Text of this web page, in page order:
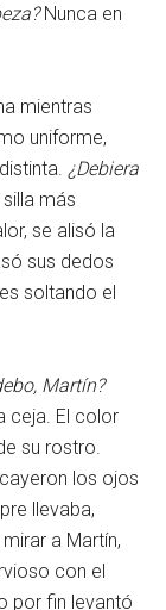
Nunca en
mientras
uniforme,
¿Debiera
más
se alisó la
sus dedos
soltando el
Martín?
ceja. El color
su rostro.
los ojos
llevaba,
a Martín,
con el
por fin levantó